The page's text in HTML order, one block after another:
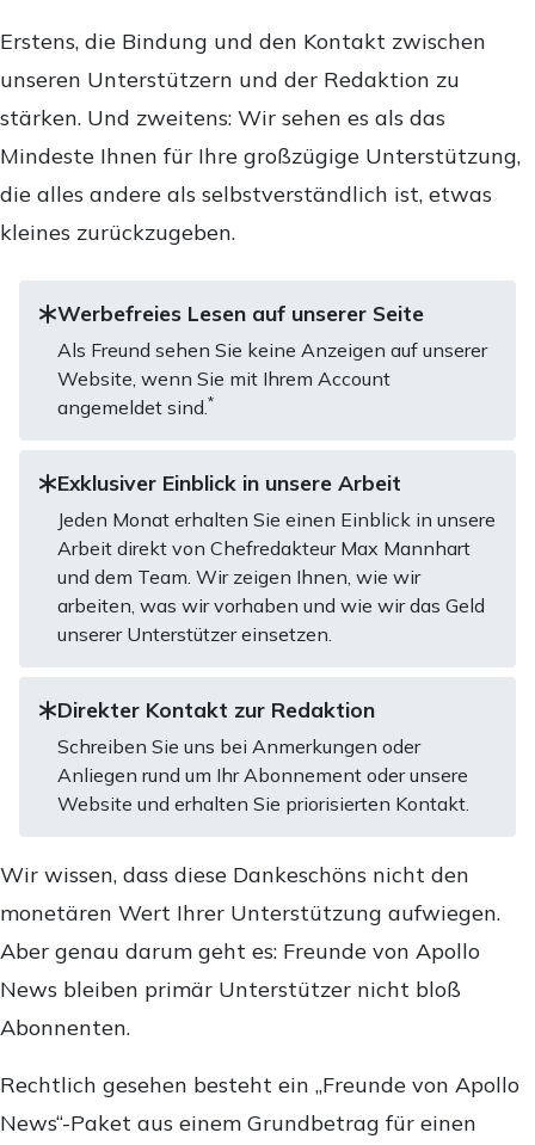
Erstens, die Bindung und den Kontakt zwischen
unseren Unterstützern und der Redaktion zu
stärken. Und zweitens: Wir sehen es als das
Mindeste Ihnen für Ihre großzügige Unterstützung,
die alles andere als selbstverständlich ist, etwas
kleines zurückzugeben.
Werbefreies Lesen auf unserer Seite
Als Freund sehen Sie keine Anzeigen auf unserer
Website, wenn Sie mit Ihrem Account
angemeldet sind.*
Exklusiver Einblick in unsere Arbeit
Jeden Monat erhalten Sie einen Einblick in unsere
Arbeit direkt von Chefredakteur Max Mannhart
und dem Team. Wir zeigen Ihnen, wie wir
arbeiten, was wir vorhaben und wie wir das Geld
unserer Unterstützer einsetzen.
Direkter Kontakt zur Redaktion
Schreiben Sie uns bei Anmerkungen oder
Anliegen rund um Ihr Abonnement oder unsere
Website und erhalten Sie priorisierten Kontakt.
Wir wissen, dass diese Dankeschöns nicht den
monetären Wert Ihrer Unterstützung aufwiegen.
Aber genau darum geht es: Freunde von Apollo
News bleiben primär Unterstützer nicht bloß
Abonnenten.
Rechtlich gesehen besteht ein „Freunde von Apollo
News“-Paket aus einem Grundbetrag für einen